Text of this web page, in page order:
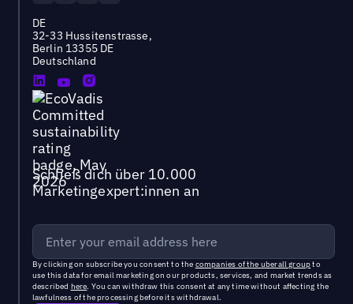
DE
32-33 Hussitenstrasse,
Berlin 13355 DE
Deutschland
Schließ dich über 10.000
Marketingexpert:innen an
By clicking on subscribe you consent to the companies of the uberall groupto
use this data for email marketing on our products, services, and market trends as
described here. You can withdraw this consent at any time without affecting the
lawfulness of the processing before its withdrawal.